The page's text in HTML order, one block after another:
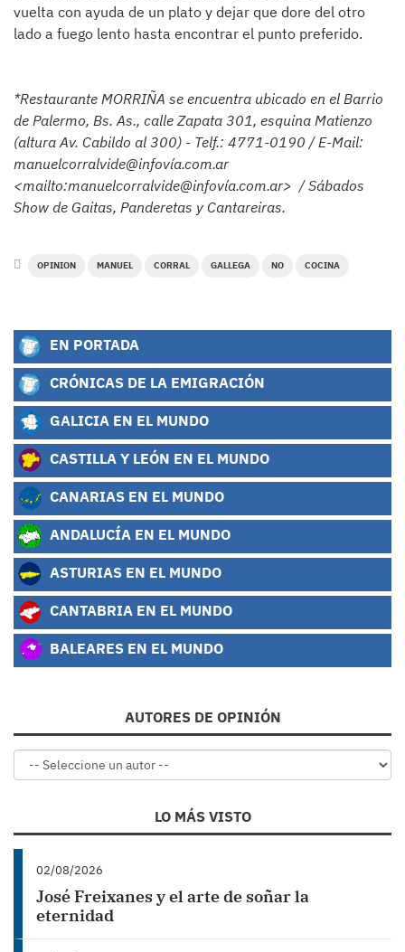
vuelta con ayuda de un plato y dejar que dore del otro
lado a fuego lento hasta encontrar el punto preferido.
*Restaurante MORRIÑA se encuentra ubicado en el Barrio
de Palermo, Bs. As., calle Zapata 301, esquina Matienzo
(altura Av. Cabildo al 300) - Telf.: 4771-0190 / E-Mail:
manuelcorralvide@infovía.com.ar
<mailto:manuelcorralvide@infovía.com.ar> / Sábados
Show de Gaitas, Panderetas y Cantareiras.
OPINION MANUEL CORRAL GALLEGA NO COCINA
EN PORTADA
CRÓNICAS DE LA EMIGRACIÓN
GALICIA EN EL MUNDO
CASTILLA Y LEÓN EN EL MUNDO
CANARIAS EN EL MUNDO
ANDALUCÍA EN EL MUNDO
ASTURIAS EN EL MUNDO
CANTABRIA EN EL MUNDO
BALEARES EN EL MUNDO
AUTORES DE OPINIÓN
LO MÁS VISTO
02/08/2026
José Freixanes y el arte de soñar la
eternidad